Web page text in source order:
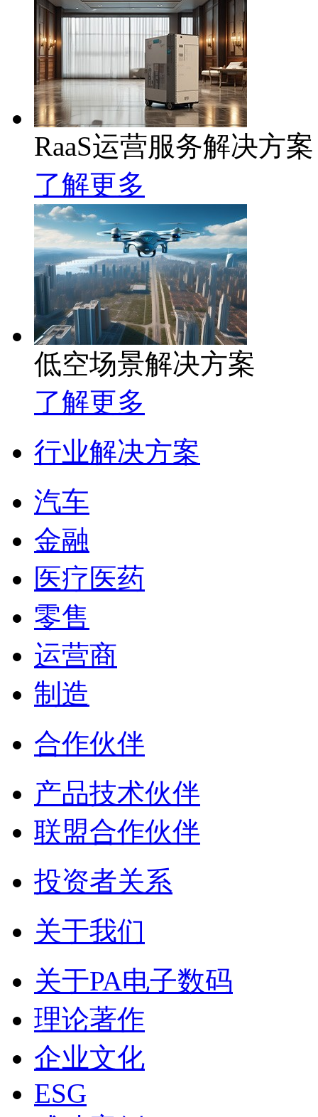
RaaS运营服务解决方案
了解更多
低空场景解决方案
了解更多
行业解决方案
汽车
金融
医疗医药
零售
运营商
制造
合作伙伴
产品技术伙伴
联盟合作伙伴
投资者关系
关于我们
关于PA电子数码
理论著作
企业文化
ESG